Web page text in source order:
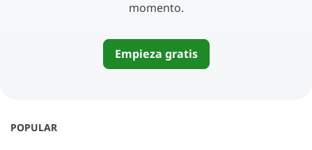
momento.
Empieza gratis
POPULAR